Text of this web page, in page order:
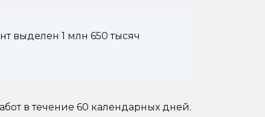
выделен 1 млн 650 тысяч
в течение 60 календарных дней.